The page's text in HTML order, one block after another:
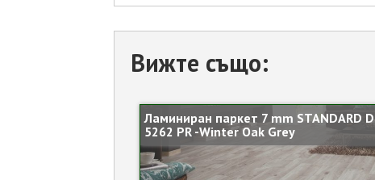
Вижте също:
Ламиниран паркет 7 mm STANDARD D
5262 PR -Winter Oak Grey